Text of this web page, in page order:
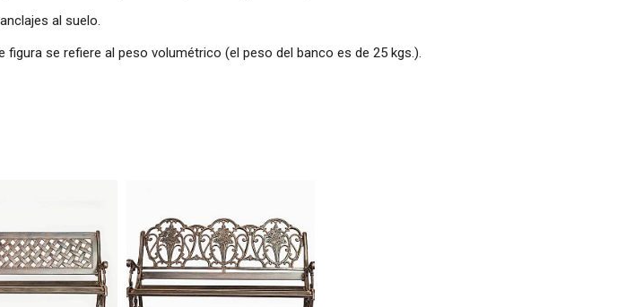
al suelo.
figura se refiere al peso volumétrico (el peso del banco es de 25 kgs.).